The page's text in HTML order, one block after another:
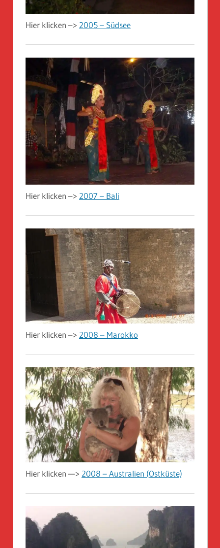
Hier klicken –> 2005 – Südsee
Hier klicken –> 2007 – Bali
Hier klicken –> 2008 – Marokko
Hier klicken —> 2008 – Australien (Ostküste)